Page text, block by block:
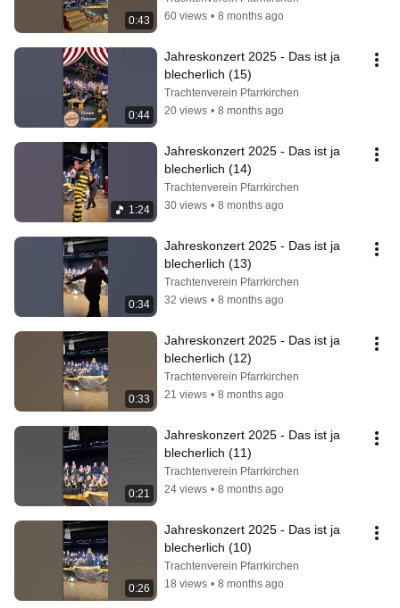
0:43
60 views • 8 months ago
0:44
Jahreskonzert 2025 - Das ist ja
blecherlich (15)
Trachtenverein Pfarrkirchen
20 views • 8 months ago
1:24
Jahreskonzert 2025 - Das ist ja
blecherlich (14)
Trachtenverein Pfarrkirchen
30 views • 8 months ago
0:34
Jahreskonzert 2025 - Das ist ja
blecherlich (13)
Trachtenverein Pfarrkirchen
32 views • 8 months ago
0:33
Jahreskonzert 2025 - Das ist ja
blecherlich (12)
Trachtenverein Pfarrkirchen
21 views • 8 months ago
0:21
Jahreskonzert 2025 - Das ist ja
blecherlich (11)
Trachtenverein Pfarrkirchen
24 views • 8 months ago
0:26
Jahreskonzert 2025 - Das ist ja
blecherlich (10)
Trachtenverein Pfarrkirchen
18 views • 8 months ago